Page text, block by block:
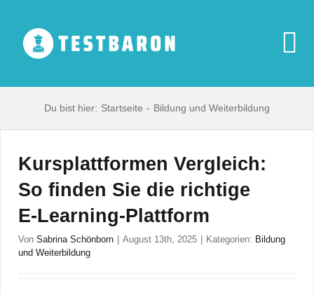
springen
Haushaltsgeräte
Multimedia
Du bist hier: Startseite Bildung und Weiterbildung
Kursplattformen Vergleich:
So finden Sie die richtige
E‑Learning‑Plattform
Von Sabrina Schönborn August 13th, 2025 Kategorien: Bildung
und Weiterbildung